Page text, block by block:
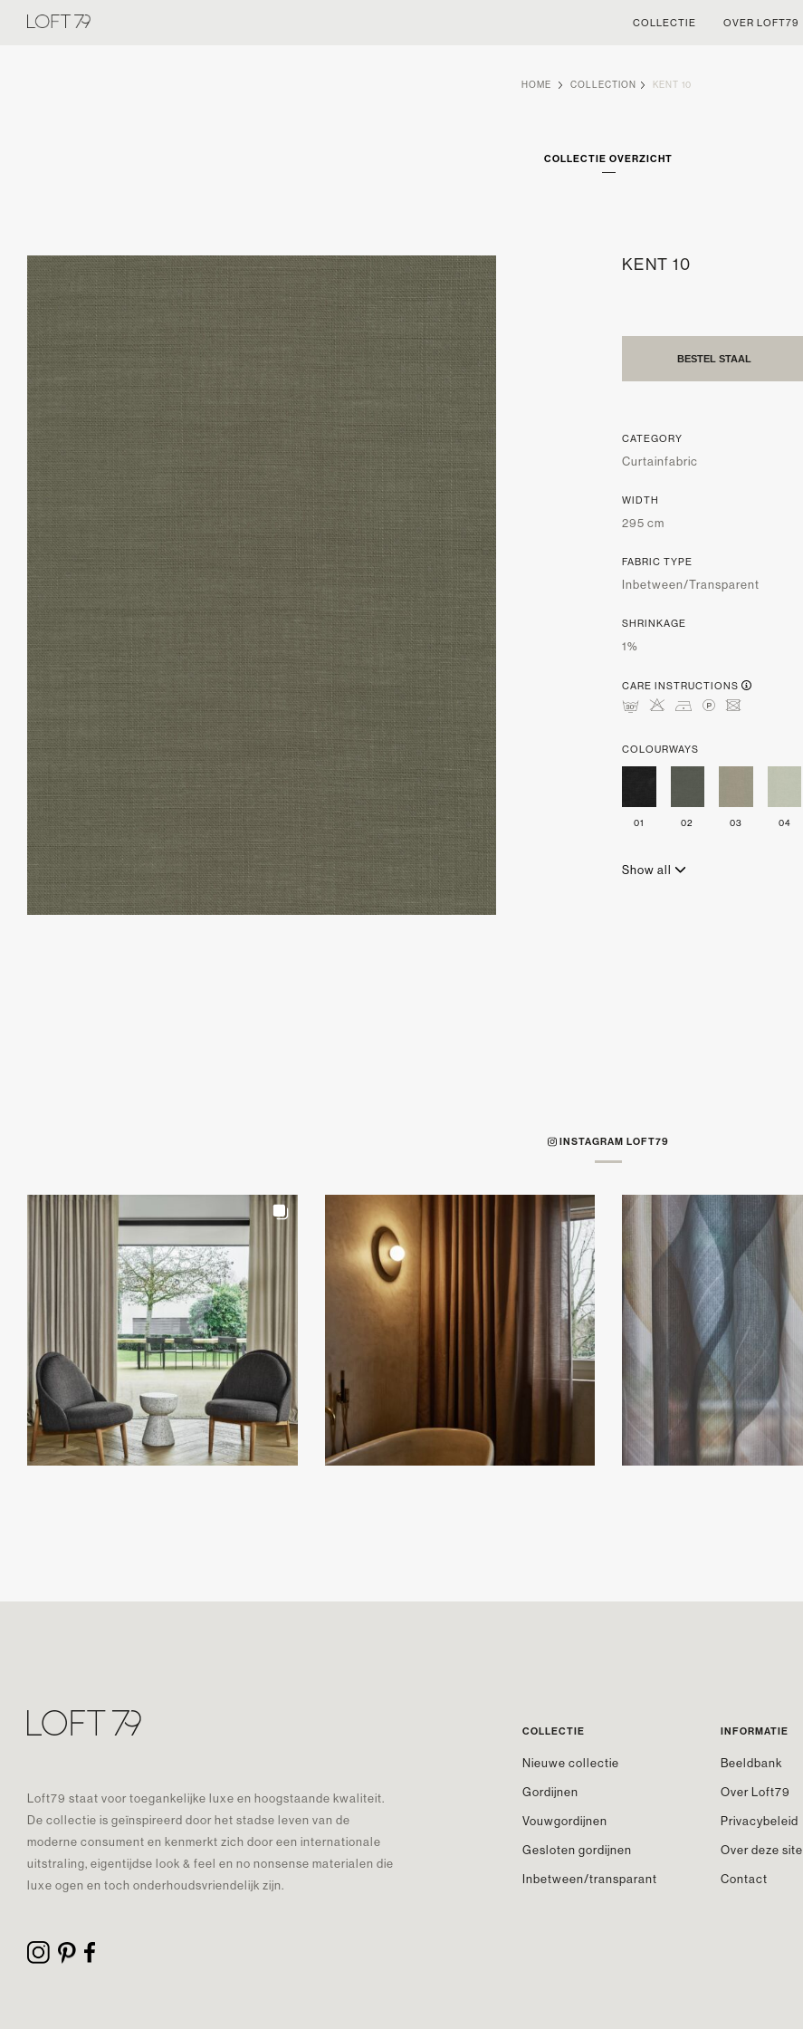
COLLECTIE OVER LOFT79
HOME COLLECTION KENT 10
COLLECTIE OVERZICHT
KENT 10
BESTEL STAAL
CATEGORY
Curtainfabric
WIDTH
295 cm
FABRIC TYPE
Inbetween/Transparent
SHRINKAGE
1%
CARE INSTRUCTIONS
mHDLU
COLOURWAYS
01 02 03 04
Show all
INSTAGRAM LOFT79
Loft79 staat voor toegankelijke luxe en hoogstaande kwaliteit.
De collectie is geïnspireerd door het stadse leven van de
moderne consument en kenmerkt zich door een internationale
uitstraling, eigentijdse look & feel en no nonsense materialen die
luxe ogen en toch onderhoudsvriendelijk zijn.
COLLECTIE
Nieuwe collectie
Gordijnen
Vouwgordijnen
Gesloten gordijnen
Inbetween/transparant
INFORMATIE
Beeldbank
Over Loft79
Privacybeleid
Over deze site
Contact